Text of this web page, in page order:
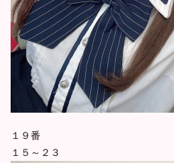
１９番
１５～２３